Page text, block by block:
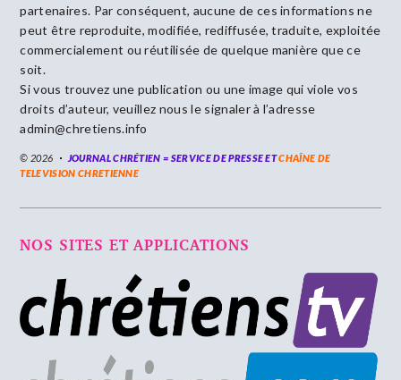
partenaires. Par conséquent, aucune de ces informations ne
peut être reproduite, modifiée, rediffusée, traduite, exploitée
commercialement ou réutilisée de quelque manière que ce
soit.
Si vous trouvez une publication ou une image qui viole vos
droits d’auteur, veuillez nous le signaler à l’adresse
admin@chretiens.info
© 2026 JOURNAL CHRÉTIEN = SERVICE DE PRESSE ETCHAÎNE DE
TELEVISION CHRETIENNE
NOS SITES ET APPLICATIONS